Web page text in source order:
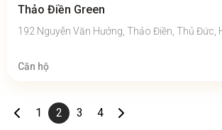
Thảo Điền Green
192 Nguyễn Văn Hưởng, Thảo Điền, Thủ Đức,
Căn hộ
1 2 3 4